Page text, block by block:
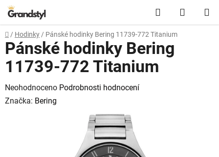
Přejít na obsah Hledat
Domů
/ Hodinky / Pánské hodinky Bering 11739-772 Titanium
Pánské hodinky Bering
11739-772 Titanium
Průměrné hodnocení produktu je 0,0 z 5 hvězdiček.
Neohodnoceno Podrobnosti hodnocení
Značka: Bering